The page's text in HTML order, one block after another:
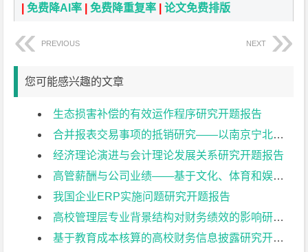
|免费降AI率 |免费降重复率 |论文免费排版
PREVIOUS NEXT
您可能感兴趣的文章
生态损害补偿的有效运作程序研究开题报告
合并报表交易事项的抵销研究——以南京宁北轨道交通有限公司为例开题报告
经济理论演进与会计理论发展关系研究开题报告
高管薪酬与公司业绩——基于文化、体育和娱乐业上市公司的实证研究开题报告
我国企业ERP实施问题研究开题报告
高校管理层专业背景结构对财务绩效的影响研究开题报告
基于教育成本核算的高校财务信息披露研究开题报告